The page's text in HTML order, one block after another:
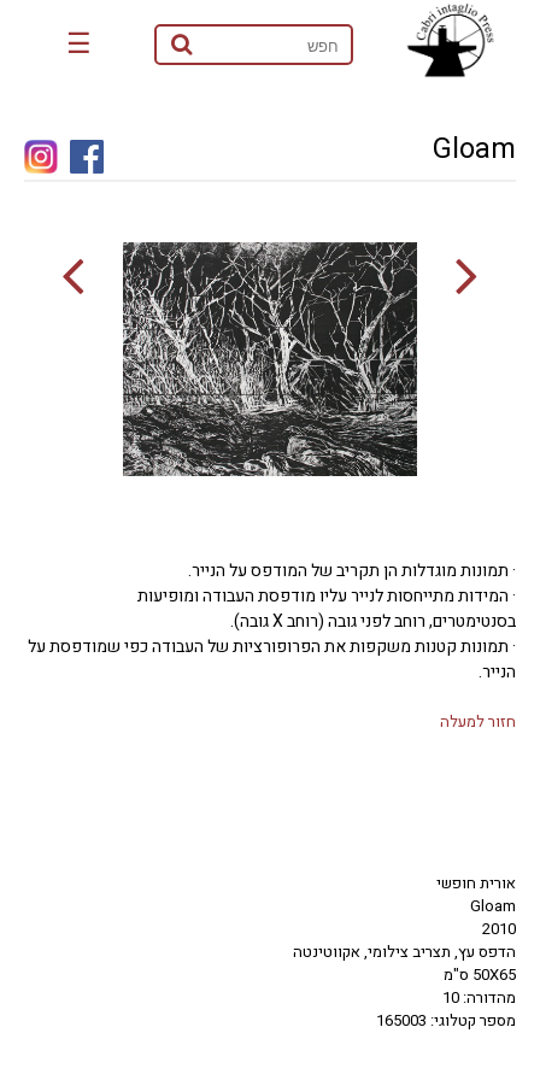
☰
Gloam
· תמונות מוגדלות הן תקריב של המודפס על הנייר.
· המידות מתייחסות לנייר עליו מודפסת העבודה ומופיעות
בסנטימטרים, רוחב לפני גובה (רוחב X גובה).
· תמונות קטנות משקפות את הפרופורציות של העבודה כפי שמודפסת על
הנייר.
חזור למעלה
אורית חופשי
Gloam
2010
הדפס עץ, תצריב צילומי, אקווטינטה
50X65 ס"מ
מהדורה: 10
מספר קטלוגי: 165003